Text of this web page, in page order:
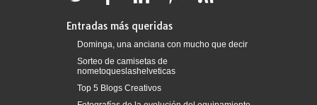
Entradas más queridas
Dominga, una anciana con mucho que decir
Sorteo de camisetas de
nometoqueslashelveticas
Top 5 Blogs Creativos